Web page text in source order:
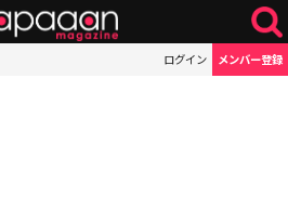
ログイン メンバー登録